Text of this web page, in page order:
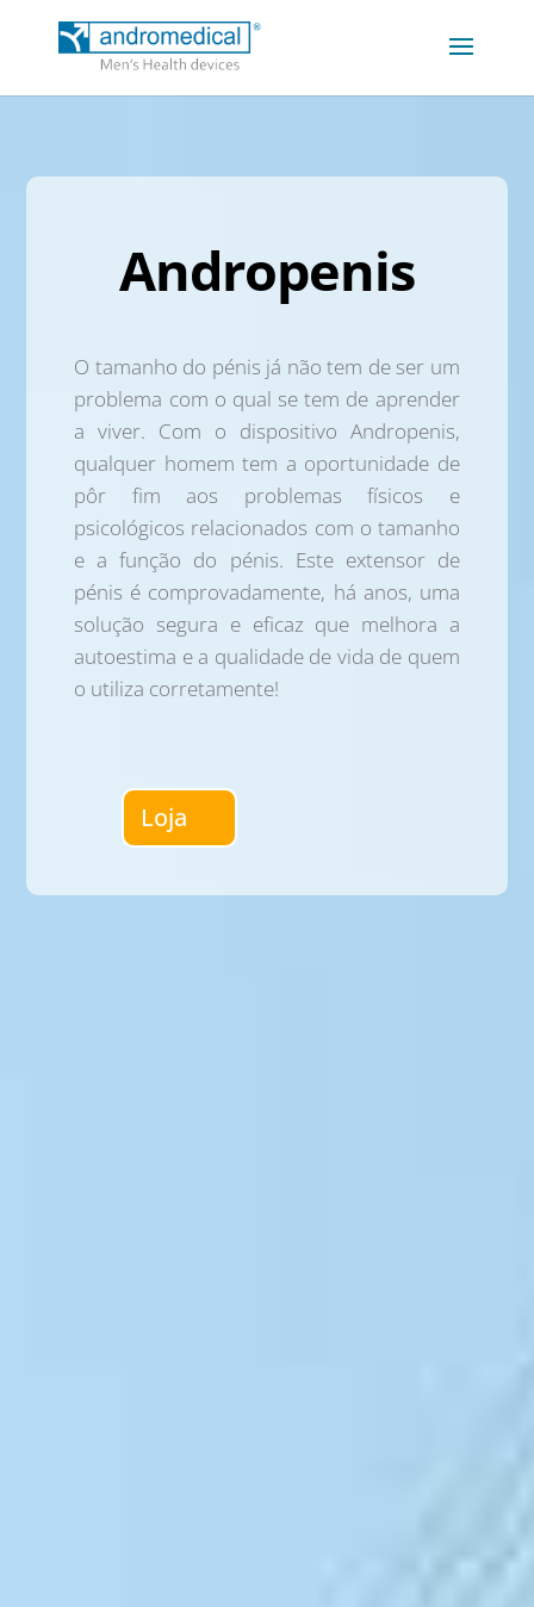
Andropenis
O tamanho do pénis já não tem de ser um
problema com o qual se tem de aprender
a viver. Com o dispositivo Andropenis,
qualquer homem tem a oportunidade de
pôr fim aos problemas físicos e
psicológicos relacionados com o tamanho
e a função do pénis. Este extensor de
pénis é comprovadamente, há anos, uma
solução segura e eficaz que melhora a
autoestima e a qualidade de vida de quem
o utiliza corretamente!
Loja